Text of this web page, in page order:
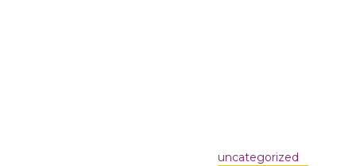
uncategorized